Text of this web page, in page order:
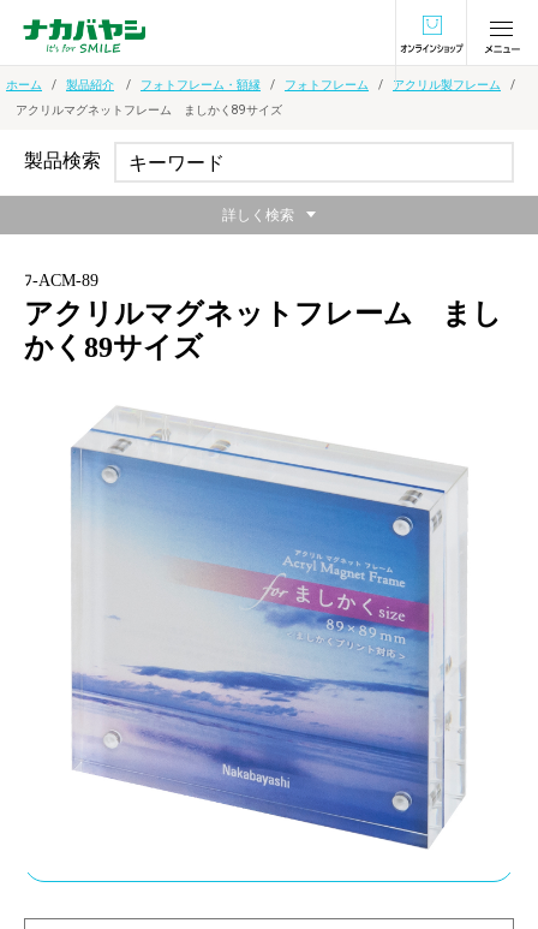
オンラインショ
ホーム 製品紹介 フォトフレーム・額縁 フォトフレーム
アクリル製フレーム
アクリルマグネットフレーム ましかく89サイズ
ﾌ-ACM-89
アクリルマグネットフレーム まし
かく89サイズ
重厚感のある透明板が、写真をぐっと引き立てる
アクリル製フォトフレームです。
¥2,060+ 税
丈夫なアクリル製の為、机上のインテリアにぴったり。マグネッ
トで挟んで固定する為、写真の差し替えが簡単です。厚みがある
のでスタンドなしで自立します。
製品検索
詳しく検索